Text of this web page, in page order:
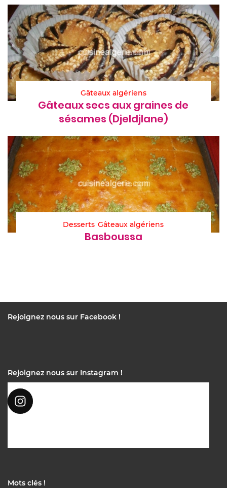
Gâteaux algériens
Gâteaux secs aux graines de
sésames (Djeldjlane)
Desserts Gâteaux algériens
Basboussa
Rejoignez nous sur Facebook !
Rejoignez nous sur Instagram !
Mots clés !